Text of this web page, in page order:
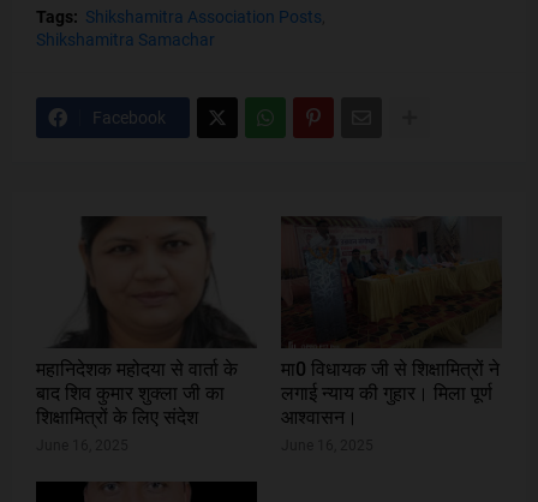
Tags: Shikshamitra Association Posts
Shikshamitra Samachar
Facebook
महानिदेशक महोदया से वार्ता के
बाद शिव कुमार शुक्ला जी का
शिक्षामित्रों के लिए संदेश
मा0 विधायक जी से शिक्षामित्रों ने
लगाई न्याय की गुहार। मिला पूर्ण
आश्वासन।